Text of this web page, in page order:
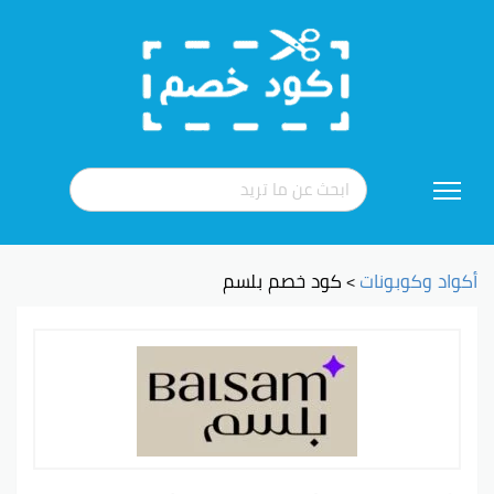
إلى
أكواد وكوبونات>كود خصم بلسم